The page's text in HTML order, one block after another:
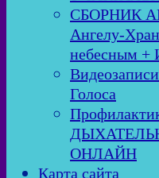
СБОРНИК
Ангелу-
небесным
Голоса
ОНЛАЙН
Карта сайта